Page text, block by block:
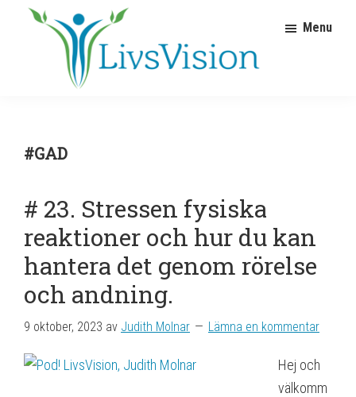
Hoppa
huvudnavigering
Hoppa
huvudinnehåll
personlig
Menu
#GAD
# 23. Stressen fysiska
reaktioner och hur du kan
hantera det genom rörelse
och andning.
9 oktober, 2023 av Judith Molnar Lämna en kommentar
Hej och
välkomm